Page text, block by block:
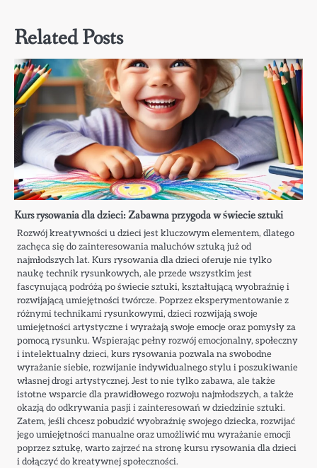
Related Posts
Kurs rysowania dla dzieci: Zabawna przygoda w świecie sztuki
Rozwój kreatywności u dzieci jest kluczowym elementem, dlatego
zachęca się do zainteresowania maluchów sztuką już od
najmłodszych lat. Kurs rysowania dla dzieci oferuje nie tylko
naukę technik rysunkowych, ale przede wszystkim jest
fascynującą podróżą po świecie sztuki, kształtującą wyobraźnię i
rozwijającą umiejętności twórcze. Poprzez eksperymentowanie z
różnymi technikami rysunkowymi, dzieci rozwijają swoje
umiejętności artystyczne i wyrażają swoje emocje oraz pomysły za
pomocą rysunku. Wspierając pełny rozwój emocjonalny, społeczny
i intelektualny dzieci, kurs rysowania pozwala na swobodne
wyrażanie siebie, rozwijanie indywidualnego stylu i poszukiwanie
własnej drogi artystycznej. Jest to nie tylko zabawa, ale także
istotne wsparcie dla prawidłowego rozwoju najmłodszych, a także
okazją do odkrywania pasji i zainteresowań w dziedzinie sztuki.
Zatem, jeśli chcesz pobudzić wyobraźnię swojego dziecka, rozwijać
jego umiejętności manualne oraz umożliwić mu wyrażanie emocji
poprzez sztukę, warto zajrzeć na stronę kursu rysowania dla dzieci
i dołączyć do kreatywnej społeczności.